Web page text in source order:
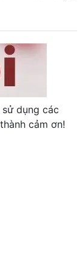
dụng các
cảm ơn!